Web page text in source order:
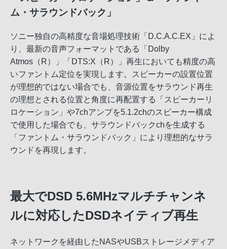
ム・サラウンドバック」
ソニー独自の高精度な音場処理技術「D.C.A.C.EX」によ
り、最新の音声フォーマットである「Dolby
Atmos（R）」「DTS:X（R）」再生においても精度の高
いファントム定位を実現します。スピーカーの設置位置
が理想的ではない場合でも、音源位置をサラウンド再生
の理想とされる位置と角度に再配置する「スピーカーリ
ロケーション」や7chアンプを5.1.2chのスピーカー構成
で使用した場合でも、サラウンドバックchを生成する
「ファントム・サラウンドバック」により理想的なサラ
ウンドを再現します。
最大でDSD 5.6MHzマルチチャンネ
ルに対応したDSDネイティブ再生
ネットワークを経由したNASやUSBストレージメディア